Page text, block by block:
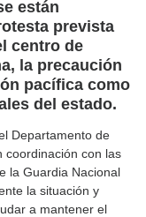
están
prevista
centro de
la precaución
pacífica como
del estado.
Departamento de
coordinación con las
la Guardia Nacional
la situación y
a mantener el